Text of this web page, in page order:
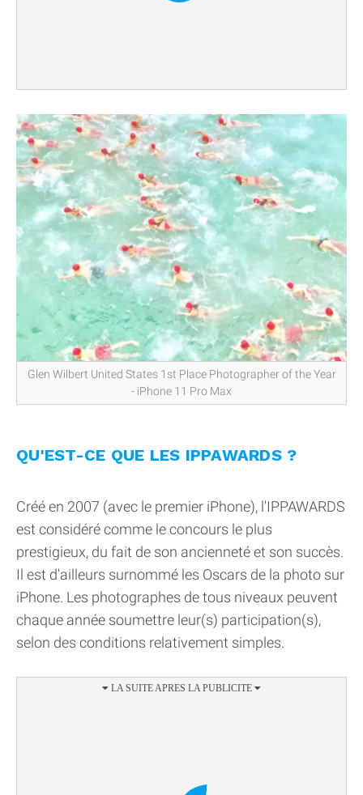
Glen Wilbert United States 1st Place Photographer of the Year
- iPhone 11 Pro Max
QU'EST-CE QUE LES IPPAWARDS ?
Créé en 2007 (avec le premier iPhone), l'IPPAWARDS
est considéré comme le concours le plus
prestigieux, du fait de son ancienneté et son succès.
Il est d'ailleurs surnommé les Oscars de la photo sur
iPhone. Les photographes de tous niveaux peuvent
chaque année soumettre leur(s) participation(s),
selon des conditions relativement simples.